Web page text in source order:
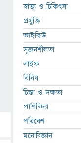
স্বাস্থ্য ও চিকিৎসা
প্রযুক্তি
আইকিউ
সৃজনশীলতা
লাইফ
বিবিধ
চিন্তা ও দক্ষতা
প্রাণিবিদ্যা
পরিবেশ
মনোবিজ্ঞান